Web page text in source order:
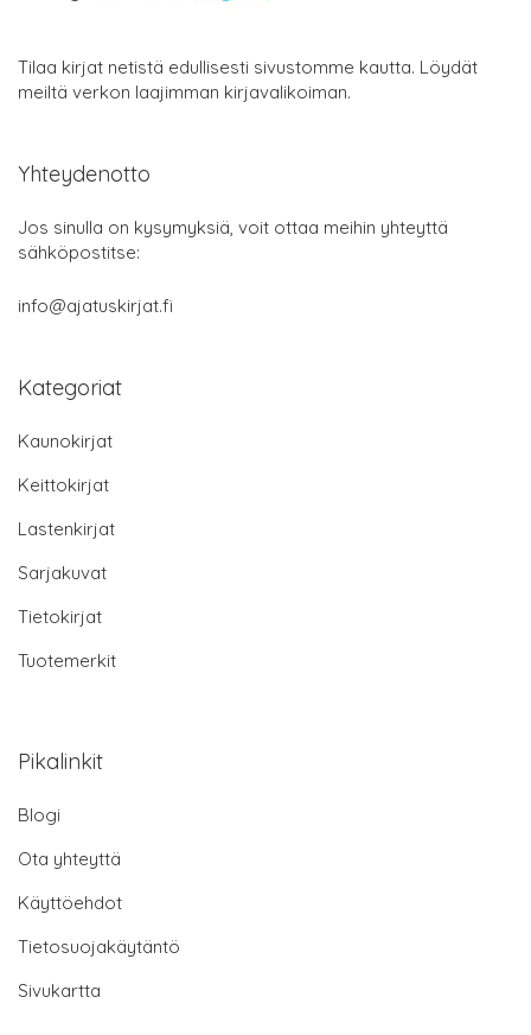
Tilaa kirjat netistä edullisesti sivustomme kautta. Löydät
meiltä verkon laajimman kirjavalikoiman.
Yhteydenotto
Jos sinulla on kysymyksiä, voit ottaa meihin yhteyttä
sähköpostitse:
info@ajatuskirjat.fi
Kategoriat
Kaunokirjat
Keittokirjat
Lastenkirjat
Sarjakuvat
Tietokirjat
Tuotemerkit
Pikalinkit
Blogi
Ota yhteyttä
Käyttöehdot
Tietosuojakäytäntö
Sivukartta